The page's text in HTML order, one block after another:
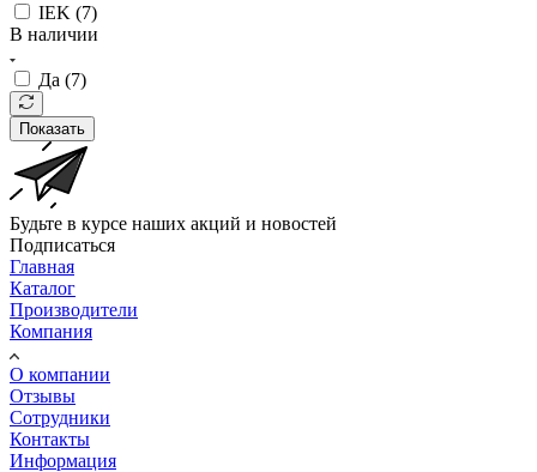
IEK (7)
В наличии
Да (7)
Показать
Будьте в курсе наших акций и новостей
Подписаться
Главная
Каталог
Производители
Компания
О компании
Отзывы
Сотрудники
Контакты
Информация